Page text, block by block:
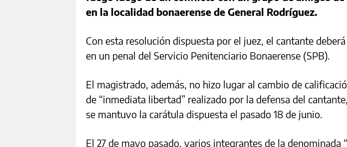
en la localidad bonaerense de General Rodríguez.
Con esta resolución dispuesta por el juez, el cantante
en un penal del Servicio Penitenciario Bonaerense (SPB).
El magistrado, además, no hizo lugar al cambio de
de “inmediata libertad” realizado por la defensa del
se mantuvo la carátula dispuesta el pasado 18 de junio.
El 27 de mayo pasado, varios integrantes de la denominada